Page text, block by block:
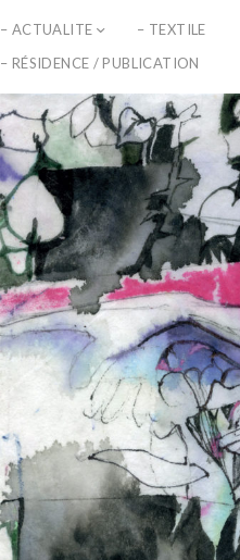
– ACTUALITE – TEXTILE
– RÉSIDENCE / PUBLICATION